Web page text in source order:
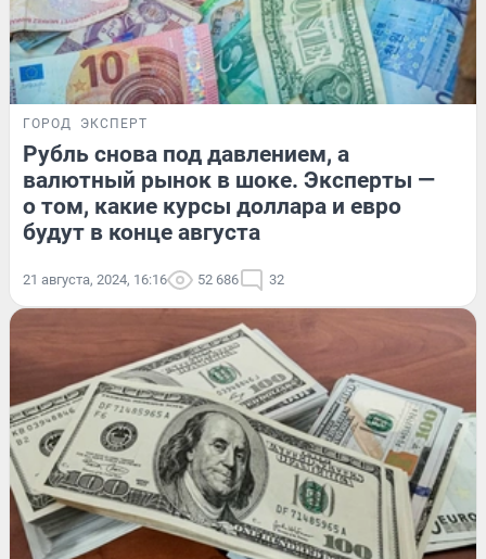
ГОРОД ЭКСПЕРТ
Рубль снова под давлением, а
валютный рынок в шоке. Эксперты —
о том, какие курсы доллара и евро
будут в конце августа
21 августа, 2024, 16:16 52 686 32